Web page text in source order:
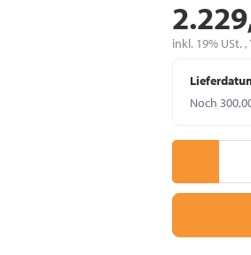
inkl. 19% USt. ,
Noch